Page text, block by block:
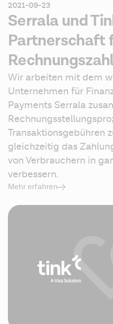
2021-09-23
Serrala und
Partnerschaft
Wir arbeiten mit dem
Unternehmen für
Payments Serrala
Transaktionsgebühren
gleichzeitig das
von Verbrauchern in
verbessern.
Mehr erfahren